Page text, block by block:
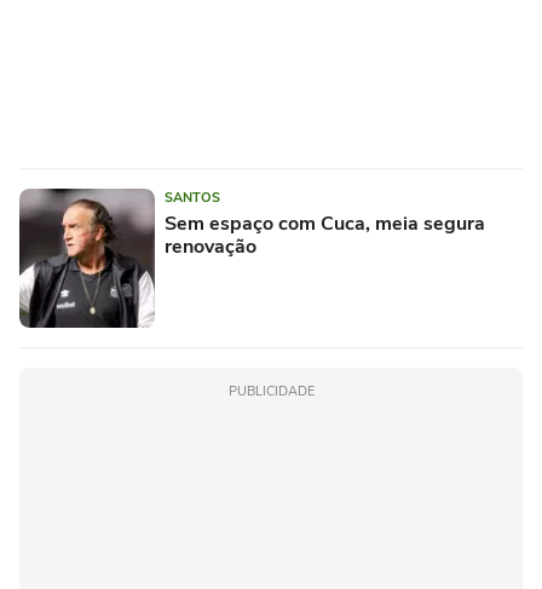
SANTOS
Sem espaço com Cuca, meia segura
renovação
PUBLICIDADE